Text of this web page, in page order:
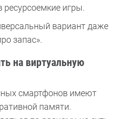
ресурсоемкие игры.
вариант даже
запас».
на виртуальную
смартфонов имеют
памяти.